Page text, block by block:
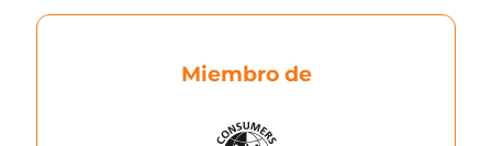
Miembro de